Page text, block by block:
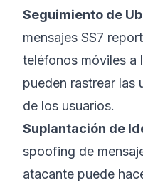
Seguimiento de
mensajes SS7
teléfonos móviles a
pueden rastrear las
de los usuarios.
Suplantación de
spoofing de
atacante puede